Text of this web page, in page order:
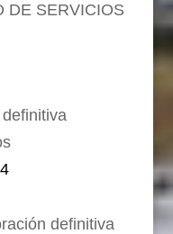
DE SERVICIOS
definitiva